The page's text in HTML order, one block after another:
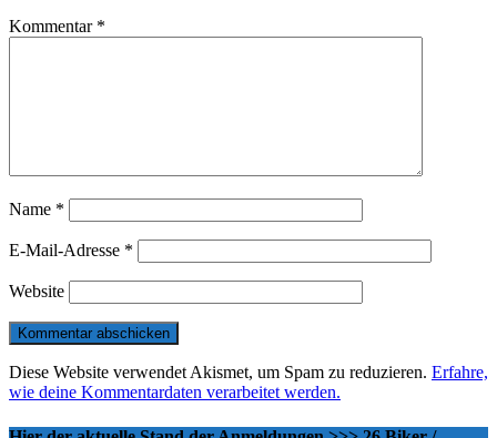
Kommentar *
Name *
E-Mail-Adresse *
Website
Diese Website verwendet Akismet, um Spam zu reduzieren. Erfahre,
wie deine Kommentardaten verarbeitet werden.